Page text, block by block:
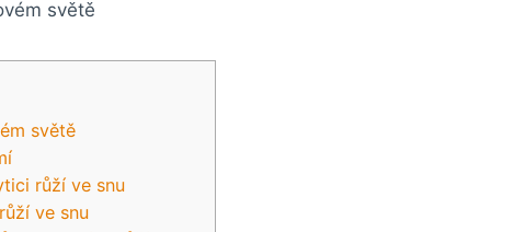
světě
růží ve snu
ve snu